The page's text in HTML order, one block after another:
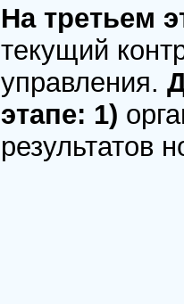
На третьем
текущий
управления.
этапе: 1)
результатов